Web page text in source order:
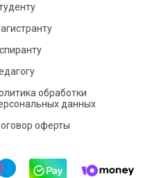
обработки
данных
оферты